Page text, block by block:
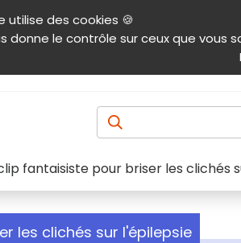
utilise des cookies 🍪
donne le contrôle sur ceux que vous
et accessibilité Menu principal
Produits &
fantaisiste pour briser les clichés
les clichés sur l'épilepsie